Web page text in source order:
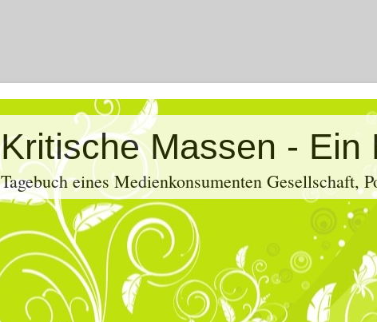
Tagebuch eines Medienkonsumenten Gesellschaft,